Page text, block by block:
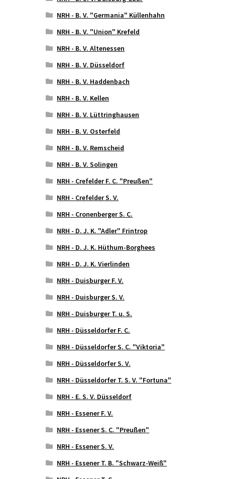
NRH - B. V. "Germania" Küllenhahn
NRH - B. V. "Union" Krefeld
NRH - B. V. Altenessen
NRH - B. V. Düsseldorf
NRH - B. V. Haddenbach
NRH - B. V. Kellen
NRH - B. V. Lüttringhausen
NRH - B. V. Osterfeld
NRH - B. V. Remscheid
NRH - B. V. Solingen
NRH - Crefelder F. C. "Preußen"
NRH - Crefelder S. V.
NRH - Cronenberger S. C.
NRH - D. J. K. "Adler" Frintrop
NRH - D. J. K. Hüthum-Borghees
NRH - D. J. K. Vierlinden
NRH - Duisburger F. V.
NRH - Duisburger S. V.
NRH - Duisburger T. u. S.
NRH - Düsseldorfer F. C.
NRH - Düsseldorfer S. C. "Viktoria"
NRH - Düsseldorfer S. V.
NRH - Düsseldorfer T. S. V. "Fortuna"
NRH - E. S. V. Düsseldorf
NRH - Essener F. V.
NRH - Essener S. C. "Preußen"
NRH - Essener S. V.
NRH - Essener T. B. "Schwarz-Weiß"